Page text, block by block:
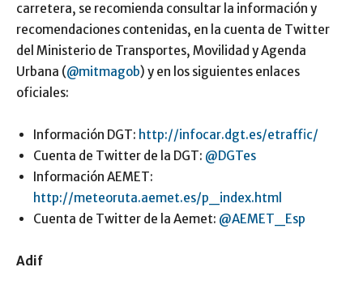
carretera, se recomienda consultar la información y
recomendaciones contenidas, en la cuenta de Twitter
del Ministerio de Transportes, Movilidad y Agenda
Urbana (@mitmagob) y en los siguientes enlaces
oficiales:
Información DGT: http://infocar.dgt.es/etraffic/
Cuenta de Twitter de la DGT: @DGTes
Información AEMET:
http://meteoruta.aemet.es/p_index.html
Cuenta de Twitter de la Aemet: @AEMET_Esp
Adif